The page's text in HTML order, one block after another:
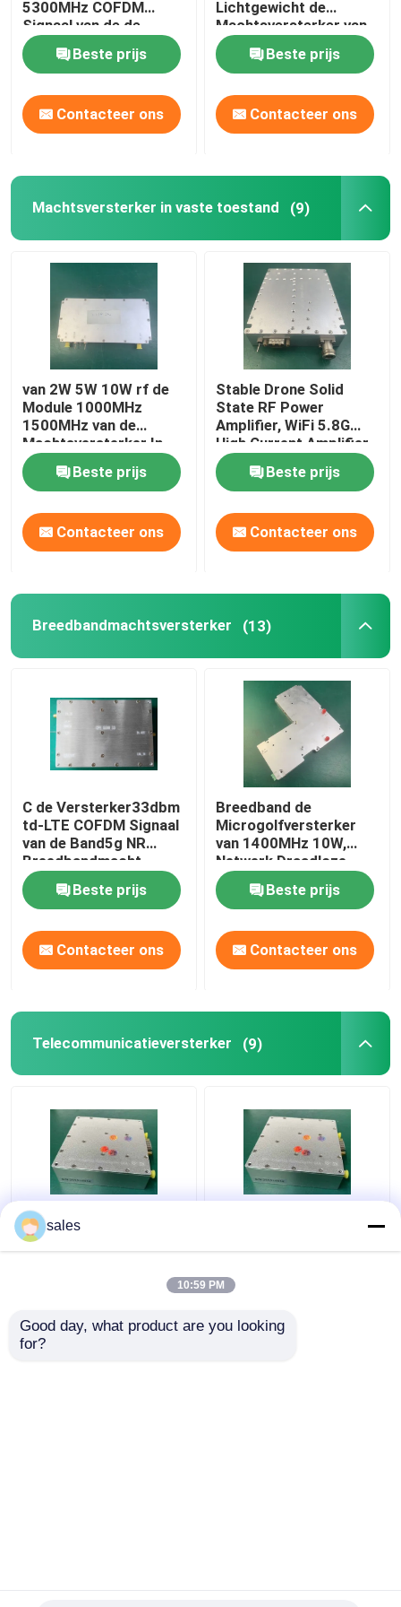
Breedbandmachtsversterker
Telecommunicatieversterker
Drone-signaalstoorzender
rf-de module van de machtsversterker
De Spanningsverhoger van WiFi Wlan
GPS-Signaalrepeater
5300MHz COFDM
Signaal van de de
Machtsversterker
Beste prijs
Contacteer ons
Lichtgewicht de
Machtsversterker van
HF rf
Beste prijs
Contacteer ons
Machtsversterker in vaste toestand (9)
van 2W 5W 10W rf de
Module 1000MHz
1500MHz van de
Machtsversterker In
vaste toestand met
SMA Conncetor
Beste prijs
Contacteer ons
Stable Drone Solid
State RF Power
Amplifier, WiFi 5.8G
High Current Amplifier
Beste prijs
Contacteer ons
Breedbandmachtsversterker (13)
C de Versterker33dbm
td-LTE COFDM Signaal
van de Band5g NR
Breedbandmacht
Beste prijs
Contacteer ons
Breedband de
Microgolfversterker
van 1400MHz 10W,
Netwerk Draadloze
Breedbandversterker
Beste prijs
Contacteer ons
Telecommunicatieversterker (9)
De multiversterker LTE
28 LTE 44 van
Multifunctionele rf-
Zenderversterker
sales
10:59 PM
Good day, what product are you looking
for?